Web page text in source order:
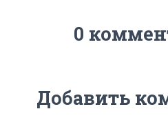
0
Добавить